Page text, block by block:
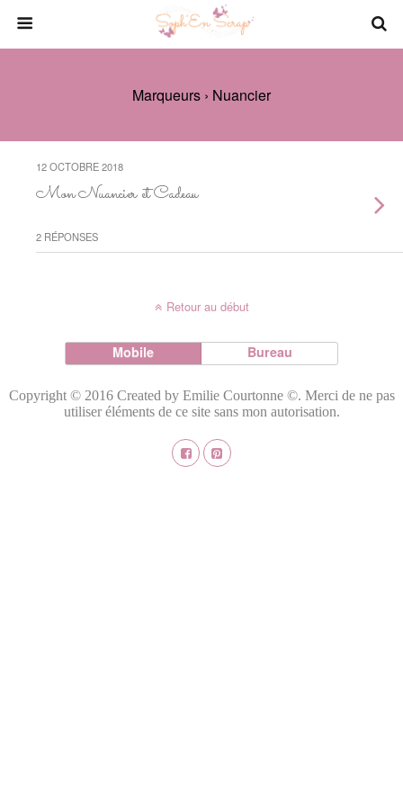
Marqueurs › Nuancier
12 OCTOBRE 2018
Mon Nuancier et Cadeau
2 RÉPONSES
Retour au début
Mobile Bureau
Copyright © 2016 Created by Emilie Courtonne ©. Merci de ne pas
utiliser éléments de ce site sans mon autorisation.